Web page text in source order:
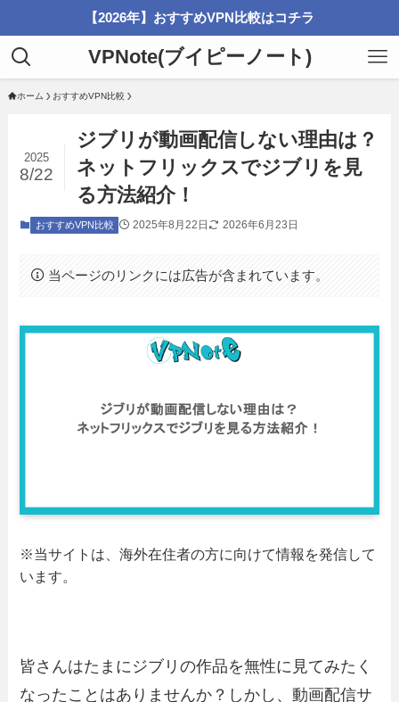
【2026年】おすすめVPN比較はコチラ
VPNote(ブイピーノート)
ホーム おすすめVPN比較
ジブリが動画配信しない理由は？
ネットフリックスでジブリを見
る方法紹介！
2025
8/22
おすすめVPN比較 2025年8月22日 2026年6月23日
当ページのリンクには広告が含まれています。
※当サイトは、海外在住者の方に向けて情報を発信して
います。
皆さんはたまにジブリの作品を無性に見てみたく
なったことはありませんか？しかし、動画配信サ